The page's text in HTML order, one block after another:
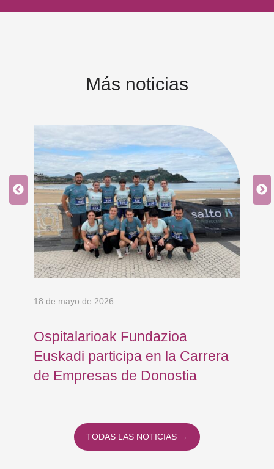
Más noticias
18 de mayo de 2026
Ospitalarioak Fundazioa
Euskadi participa en la Carrera
de Empresas de Donostia
TODAS LAS NOTICIAS →